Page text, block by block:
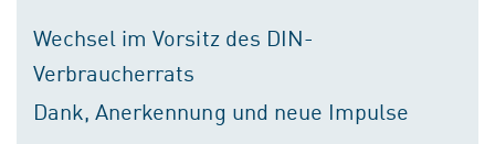
Wechsel im Vorsitz des DIN-
Verbraucherrats
Dank, Anerkennung und neue Impulse